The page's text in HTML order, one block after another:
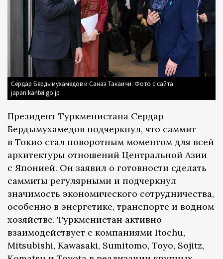
Сердар Бердымухамедов и Санаэ Такаичи. Фото с сайта
japan.kantei.go.jp
Президент Туркменистана Сердар
Бердымухамедов подчеркнул, что саммит
в Токио стал поворотным моментом для всей
архитектуры отношений Центральной Азии
с Японией. Он заявил о готовности сделать
саммиты регулярными и подчеркнул
значимость экономического сотрудничества,
особенно в энергетике, транспорте и водном
хозяйстве. Туркменистан активно
взаимодействует с компаниями Itochu,
Mitsubishi, Kawasaki, Sumitomo, Toyo, Sojitz,